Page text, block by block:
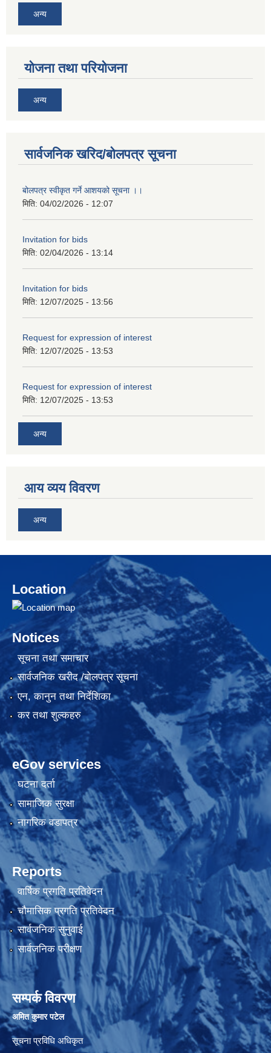
अन्य
योजना तथा परियोजना
अन्य
सार्वजनिक खरिद/बोलपत्र सूचना
बोलपत्र स्वीकृत गर्ने आशयको सूचना ।।
मिति: 04/02/2026 - 12:07
Invitation for bids
मिति: 02/04/2026 - 13:14
Invitation for bids
मिति: 12/07/2025 - 13:56
Request for expression of interest
मिति: 12/07/2025 - 13:53
Request for expression of interest
मिति: 12/07/2025 - 13:53
अन्य
आय व्यय विवरण
अन्य
Location
Notices
सूचना तथा समाचार
सार्वजनिक खरीद /बोलपत्र सूचना
एन, कानुन तथा निर्देशिका
कर तथा शुल्कहरु
eGov services
घटना दर्ता
सामाजिक सुरक्षा
नागरिक वडापत्र
Reports
वार्षिक प्रगति प्रतिवेदन
चौमासिक प्रगति प्रतिवेदन
सार्वजनिक सुनुवाई
सार्वजनिक परीक्षण
सम्पर्क विवरण
अमित कुमार पटेल
सूचना प्रविधि अधिकृत